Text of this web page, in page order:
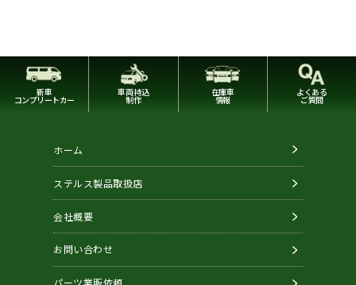
新車
コンプリートカー
車両持込
制作
在庫車
情報
よくある
ご質問
ホーム
ステルス製品取扱店
会社概要
お問い合わせ